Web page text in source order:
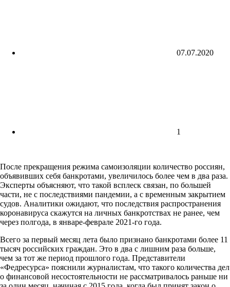
07.07.2020
1
После прекращения режима самоизоляции количество россиян,
объявивших себя банкротами, увеличилось более чем в два раза.
Эксперты объясняют, что такой всплеск связан, по большей
части, не с последствиями пандемии, а с временным закрытием
судов. Аналитики ожидают, что последствия распространения
коронавируса скажутся на личных банкротствах не ранее, чем
через полгода, в январе-феврале 2021-го года.
Всего за первый месяц лета было признано банкротами более 11
тысяч российских граждан. Это в два с лишним раза больше,
чем за тот же период прошлого года. Представители
«Федресурса» пояснили журналистам, что такого количества дел
о финансовой несостоятельности не рассматривалось раньше ни